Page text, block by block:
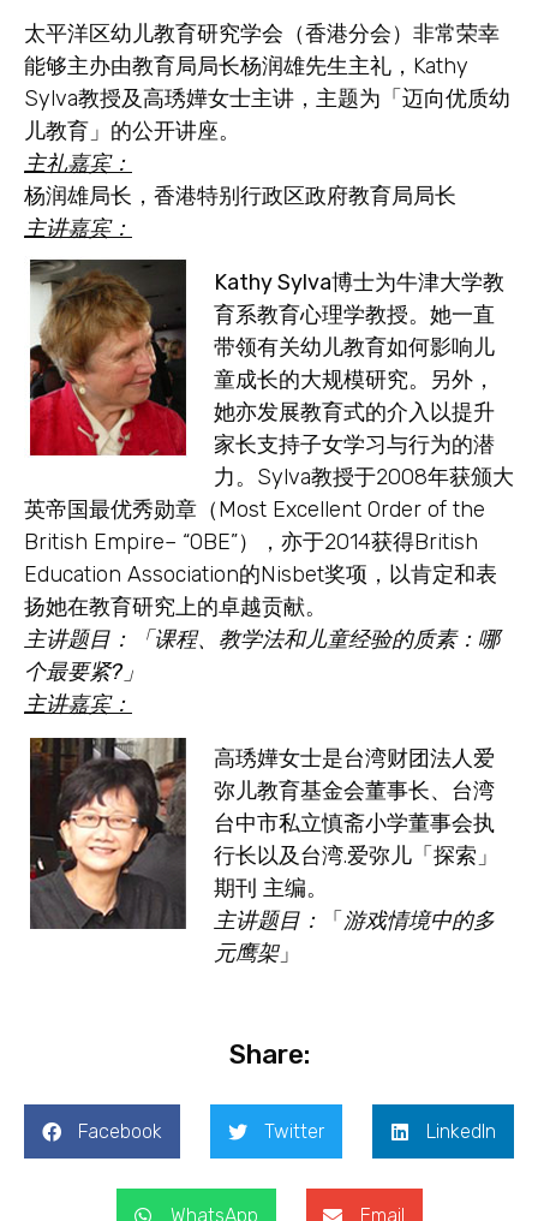
太平洋区幼儿教育研究学会（香港分会）非常荣幸
能够主办由教育局局长杨润雄先生主礼，Kathy
Sylva教授及高琇嬅女士主讲，主题为「迈向优质幼
儿教育」的公开讲座。
主礼嘉宾：
杨润雄局长 ，香港特别行政区政府教育局局长
主讲嘉宾：
Kathy Sylva博士为牛津大学教
育系教育心理学教授。她一直
带领有关幼儿教育如何影响儿
童成长的大规模研究。另外，
她亦发展教育式的介入以提升
家长支持子女学习与行为的潜
力。Sylva教授于2008年获颁大
英帝国最优秀勋章（Most Excellent Order of the
British Empire– “OBE”），亦于2014获得British
Education Association的Nisbet奖项，以肯定和表
扬她在教育研究上的卓越贡献。
主讲题目：「课程、教学法和儿童经验的质素：哪
个最要紧? 」
主讲嘉宾：
高琇嬅女士是台湾财团法人爱
弥儿教育基金会董事长、台湾
台中市私立慎斋小学董事会执
行长以及台湾.爱弥儿「探索」
期刊 主编。
主讲题目：
「 游戏情境中的多
元鹰架」
Share:
Facebook Twitter LinkedIn
WhatsApp Email